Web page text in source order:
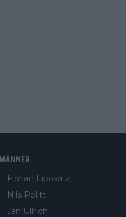
MÄNNER
Florian Lipowitz
Nils Politt
Jan Ullrich